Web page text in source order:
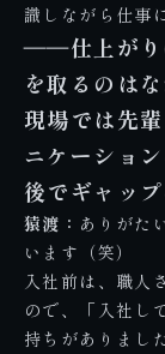
識しながら仕事
――仕上がり
を取るのは
現場では先
ニケーショ
後でギャッ
猿渡： ありがた
います（笑）
入社前は、職人
ので、「入社し
持ちがありまし